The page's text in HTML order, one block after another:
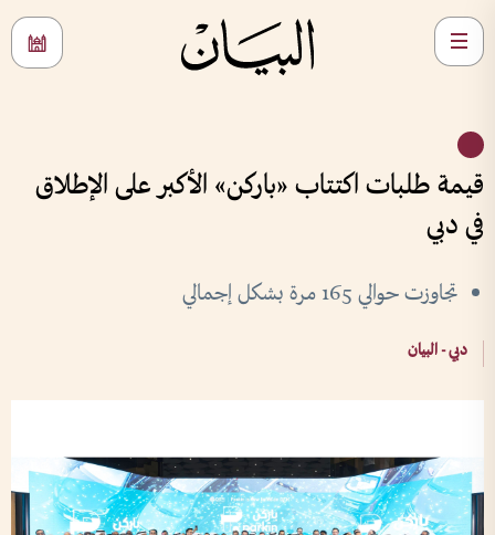
قيمة طلبات اكتتاب «باركن» الأكبر على الإطلاق
في دبي
تجاوزت حوالي 165 مرة بشكل إجمالي
دبي - البيان